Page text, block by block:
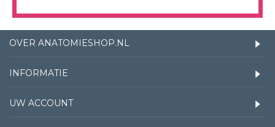
OVER ANATOMIESHOP.NL
INFORMATIE
UW ACCOUNT